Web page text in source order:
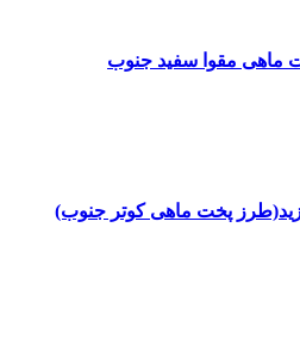
ماهی مقوا سفید جنوب
پخت ماهی کوتر جنوب)